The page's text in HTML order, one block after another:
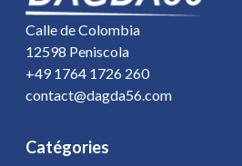
Calle de Colombia
12598 Peniscola
+49 1764 1726 260
contact@dagda56.com
Catégories